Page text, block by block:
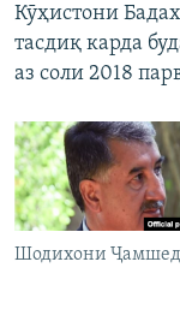
Кӯҳистони
тасдиқ карда
аз соли 2018
Шодихони Ҷамшед